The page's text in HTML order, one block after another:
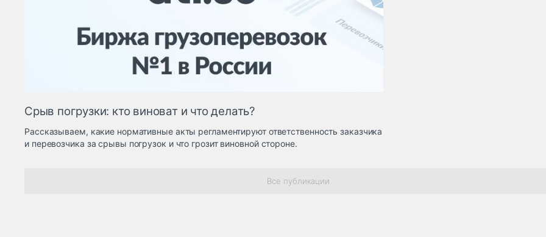
Срыв погрузки: кто виноват и что делать?
Рассказываем, какие нормативные акты регламентируют ответственность заказчика
и перевозчика за срывы погрузок и что грозит виновной стороне.
Все публикации